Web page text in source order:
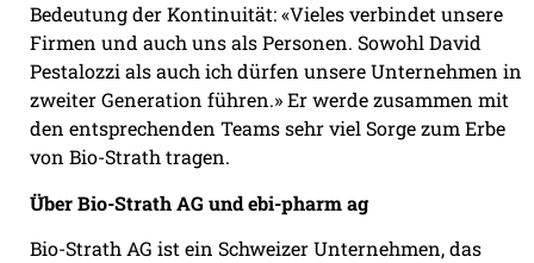
Bedeutung der Kontinuität: «Vieles verbindet unsere
Firmen und auch uns als Personen. Sowohl David
Pestalozzi als auch ich dürfen unsere Unternehmen in
zweiter Generation führen.» Er werde zusammen mit
den entsprechenden Teams sehr viel Sorge zum Erbe
von Bio-Strath tragen.
Über Bio-Strath AG und ebi-pharm ag
Bio-Strath AG ist ein Schweizer Unternehmen, das